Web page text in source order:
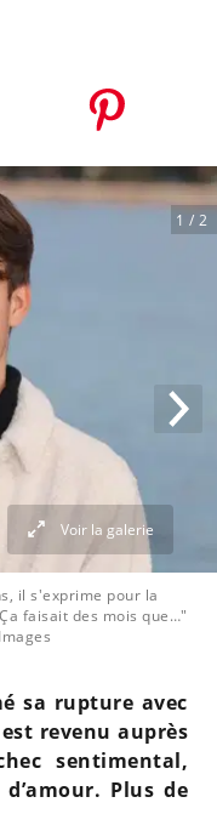
il s'exprime pour la
faisait des mois que…"
1 / 2
Voir la galerie
sa rupture avec
revenu auprès
sentimental,
Plus de